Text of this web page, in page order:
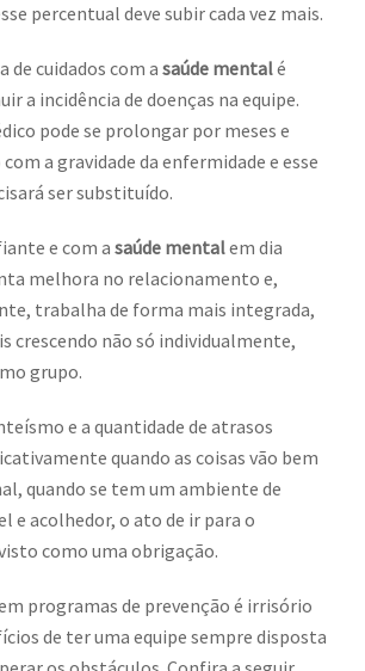
percentual deve subir cada vez mais.
de cuidados com a saúde mentalé
a incidência de doenças na equipe.
pode se prolongar por meses e
a gravidade da enfermidade e esse
ser substituído.
e com a saúde mentalem dia
melhora no relacionamento e,
trabalha de forma mais integrada,
crescendo não só individualmente,
grupo.
e a quantidade de atrasos
quando as coisas vão bem
quando se tem um ambiente de
e acolhedor, o ato de ir para o
como uma obrigação.
programas de prevenção é irrisório
de ter uma equipe sempre disposta